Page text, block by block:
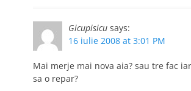
Gicupisicu says:
16 iulie 2008 at 3:01 PM
Mai merje mai nova aia? sau tre fac
sa o repar?